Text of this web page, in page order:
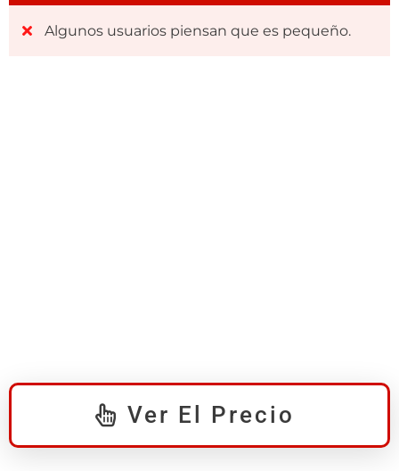
Algunos usuarios piensan que es pequeño.
Ver El Precio